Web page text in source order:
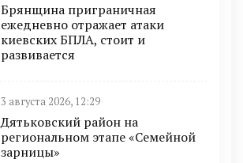
Брянщина приграничная
ежедневно отражает атаки
киевских БПЛА, стоит и
развивается
3 августа 2026, 12:29
Дятьковский район на
региональном этапе «Семейной
зарницы»